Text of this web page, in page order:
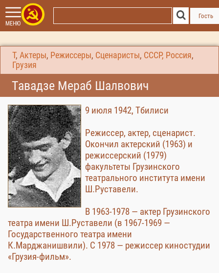
МЕНЮ
Гость
Т, Актеры, Режиссеры, Сценаристы, СССР, Россия,
Грузия
Тавадзе Мераб Шалвович
9 июля 1942, Тбилиси
Режиссер, актер, сценарист.
Окончил актерский (1963) и
режиссерский (1979)
факультеты Грузинского
театрального института имени
Ш.Руставели.
В 1963-1978 — актер Грузинского
театра имени Ш.Руставели (в 1967-1969 —
Государственного театра имени
К.Марджанишвили). С 1978 — режиссер киностудии
«Грузия-фильм».